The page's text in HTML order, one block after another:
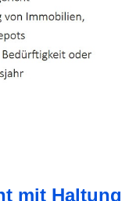
mit Haltung